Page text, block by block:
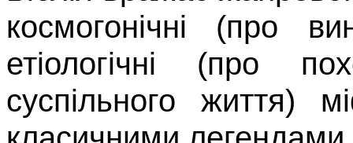
ко­смогонічні (про
етіологічні (про
суспільного життя)